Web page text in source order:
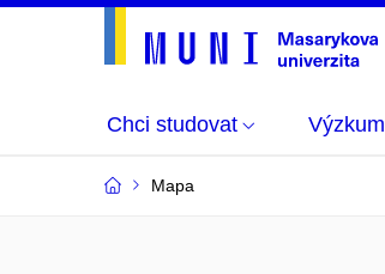
Chci studovat Výzkum
Mapa